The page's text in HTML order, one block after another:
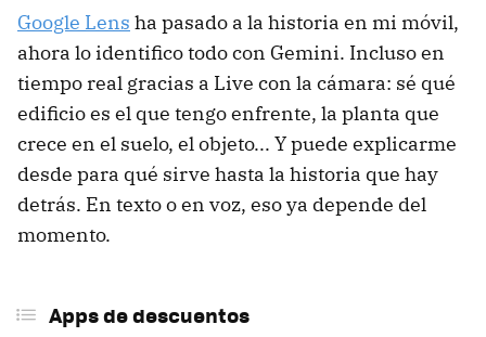
Google Lens ha pasado a la historia en mi móvil,
ahora lo identifico todo con Gemini. Incluso en
tiempo real gracias a Live con la cámara: sé qué
edificio es el que tengo enfrente, la planta que
crece en el suelo, el objeto... Y puede explicarme
desde para qué sirve hasta la historia que hay
detrás. En texto o en voz, eso ya depende del
momento.
Apps de descuentos